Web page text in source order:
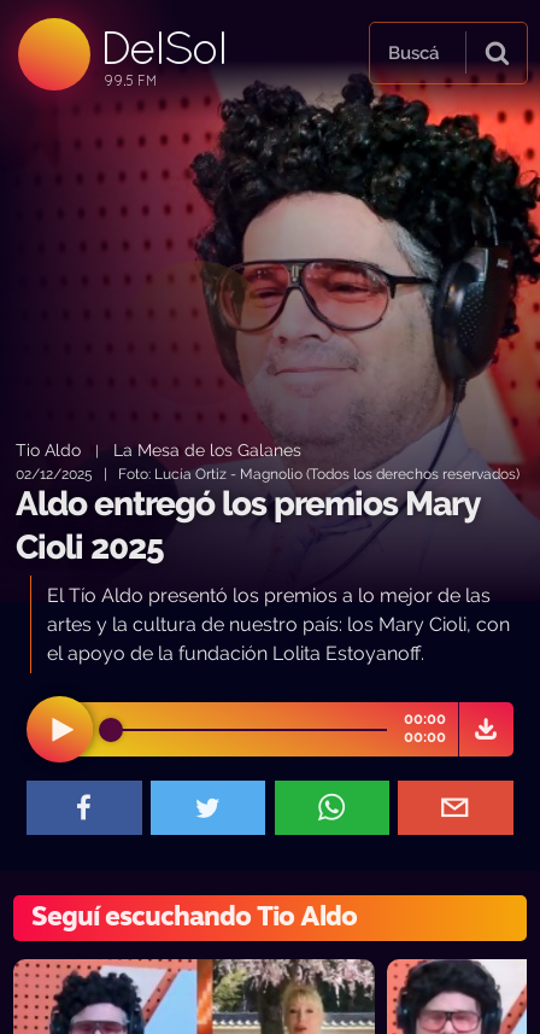
DelSol
99.5 FM
99.5 FM
99.5 FM
Buscá
Tio Aldo La Mesa de los Galanes
02/12/2025 | Foto: Lucía Ortiz - Magnolio (Todos los derechos reservados)
Aldo entregó los premios Mary
Cioli 2025
El Tío Aldo presentó los premios a lo mejor de las
artes y la cultura de nuestro país: los Mary Cioli, con
el apoyo de la fundación Lolita Estoyanoff.
00:00
00:00
Seguí escuchando Tio Aldo